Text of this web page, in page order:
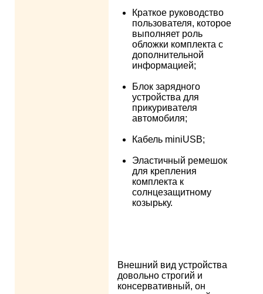
Краткое руководство
пользователя, которое
выполняет роль
обложки комплекта с
дополнительной
информацией;
Блок зарядного
устройства для
прикуривателя
автомобиля;
Кабель miniUSB;
Эластичный ремешок
для крепления
комплекта к
солнцезащитному
козырьку.
Внешний вид устройства
довольно строгий и
консервативный, он